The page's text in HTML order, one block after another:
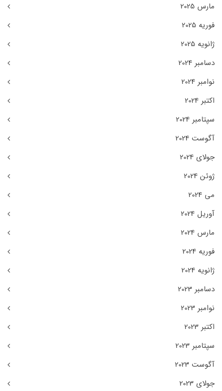
مارس 2025
فوریه 2025
ژانویه 2025
دسامبر 2024
نوامبر 2024
اکتبر 2024
سپتامبر 2024
آگوست 2024
جولای 2024
ژوئن 2024
می 2024
آوریل 2024
مارس 2024
فوریه 2024
ژانویه 2024
دسامبر 2023
نوامبر 2023
اکتبر 2023
سپتامبر 2023
آگوست 2023
جولای 2023